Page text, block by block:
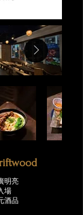
明亮
場
酒品